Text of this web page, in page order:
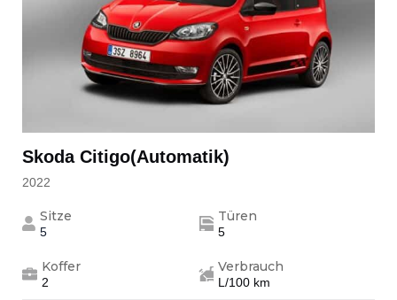
Skoda Citigo(Automatik)
2022
Sitze
5
Türen
5
Koffer
2
Verbrauch
L/100 km